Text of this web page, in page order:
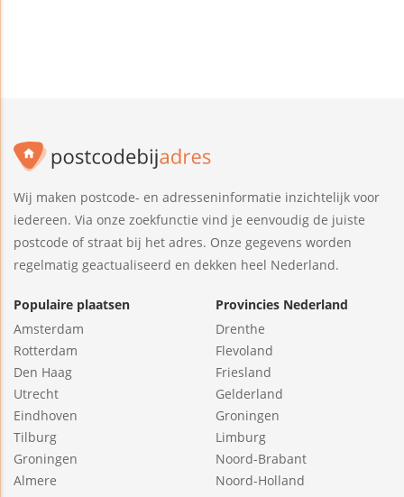
Wij maken postcode- en adresseninformatie inzichtelijk voor
iedereen. Via onze zoekfunctie vind je eenvoudig de juiste
postcode of straat bij het adres. Onze gegevens worden
regelmatig geactualiseerd en dekken heel Nederland.
Populaire plaatsen
Amsterdam
Rotterdam
Den Haag
Utrecht
Eindhoven
Tilburg
Groningen
Almere
Provincies Nederland
Drenthe
Flevoland
Friesland
Gelderland
Groningen
Limburg
Noord-Brabant
Noord-Holland